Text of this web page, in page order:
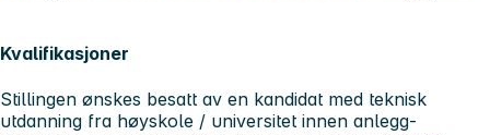
Kvalifikasjoner
Stillingen ønskes besatt av en kandidat med teknisk
utdanning fra høyskole / universitet innen anlegg-